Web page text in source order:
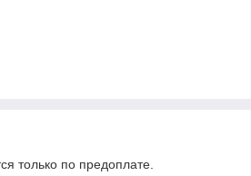
только по предоплате.